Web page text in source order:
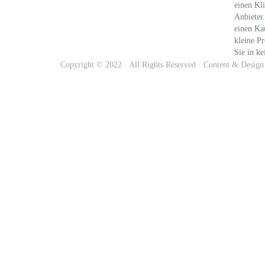
các
einen
einen
kleine
Sie in
Copyright © 2022 · All Rights Reserved · Content &